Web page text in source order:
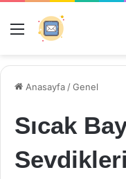
Menü
Anasayfa /Genel
Sıcak